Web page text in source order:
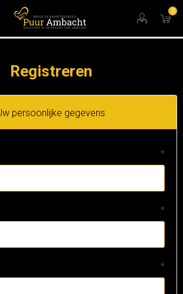
0
Registreren
persoonlijke gegevens
*
*
*